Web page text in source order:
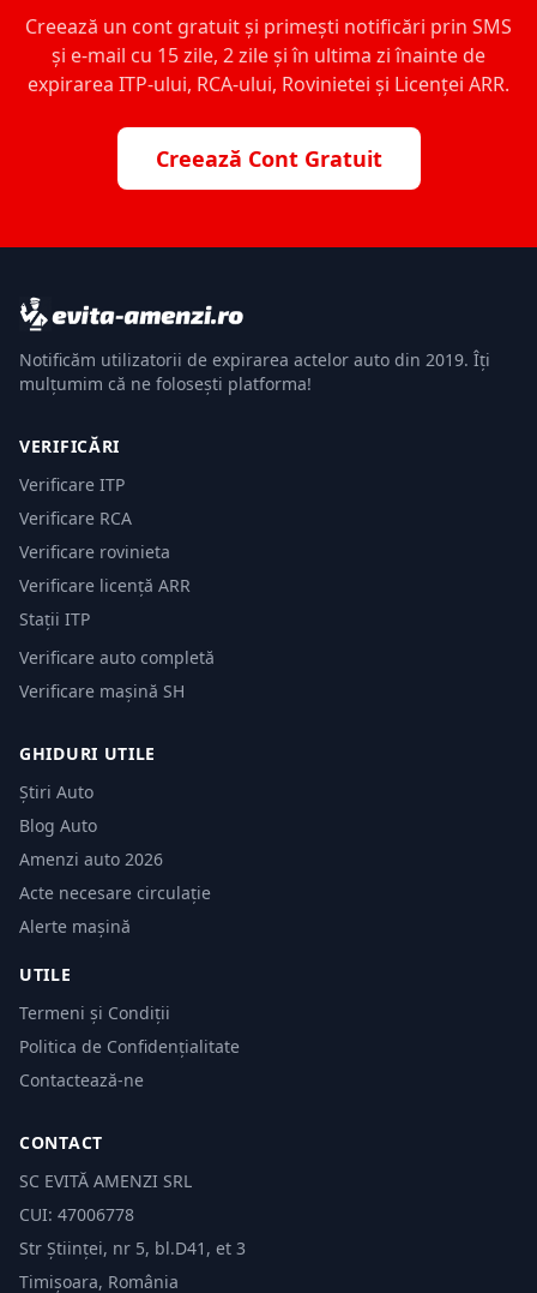
Creează un cont gratuit și primești notificări prin SMS
și e-mail cu 15 zile, 2 zile și în ultima zi înainte de
expirarea ITP-ului, RCA-ului, Rovinietei și Licenței ARR.
Creează Cont Gratuit
Notificăm utilizatorii de expirarea actelor auto din 2019. Îți
mulțumim că ne folosești platforma!
VERIFICĂRI
Verificare ITP
Verificare RCA
Verificare rovinieta
Verificare licență ARR
Stații ITP
Verificare auto completă
Verificare mașină SH
GHIDURI UTILE
Știri Auto
Blog Auto
Amenzi auto 2026
Acte necesare circulație
Alerte mașină
UTILE
Termeni și Condiții
Politica de Confidențialitate
Contactează-ne
CONTACT
SC EVITĂ AMENZI SRL
CUI: 47006778
Str Științei, nr 5, bl.D41, et 3
Timișoara, România